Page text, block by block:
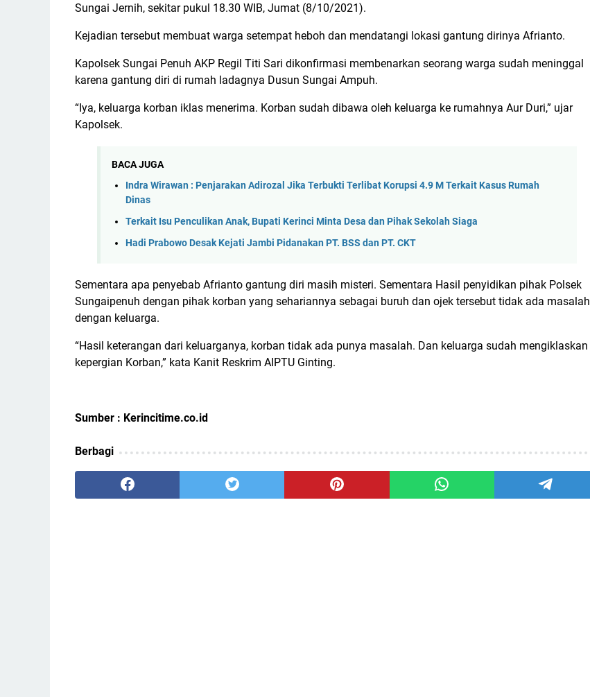
Sungai Jernih, sekitar pukul 18.30 WIB, Jumat (8/10/2021).
Kejadian tersebut membuat warga setempat heboh dan mendatangi lokasi gantung dirinya Afrianto.
Kapolsek Sungai Penuh AKP Regil Titi Sari dikonfirmasi membenarkan seorang warga sudah meninggal
karena gantung diri di rumah ladagnya Dusun Sungai Ampuh.
“Iya, keluarga korban iklas menerima. Korban sudah dibawa oleh keluarga ke rumahnya Aur Duri,” ujar
Kapolsek.
BACA JUGA
Indra Wirawan : Penjarakan Adirozal Jika Terbukti Terlibat Korupsi 4.9 M Terkait Kasus Rumah
Dinas
Terkait Isu Penculikan Anak, Bupati Kerinci Minta Desa dan Pihak Sekolah Siaga
Hadi Prabowo Desak Kejati Jambi Pidanakan PT. BSS dan PT. CKT
Sementara apa penyebab Afrianto gantung diri masih misteri. Sementara Hasil penyidikan pihak Polsek
Sungaipenuh dengan pihak korban yang sehariannya sebagai buruh dan ojek tersebut tidak ada masalah
dengan keluarga.
“Hasil keterangan dari keluarganya, korban tidak ada punya masalah. Dan keluarga sudah mengiklaskan
kepergian Korban,” kata Kanit Reskrim AIPTU Ginting.
Sumber : Kerincitime.co.id
Berbagi